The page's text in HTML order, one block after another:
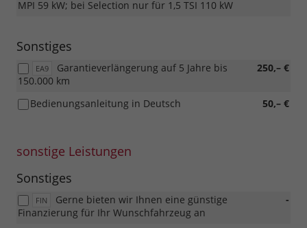
MPI 59 kW; bei Selection nur für 1,5 TSI 110 kW
Sonstiges
EA9 250,– €
Garantieverlängerung auf 5 Jahre bis
150.000 km
50,– €
Bedienungsanleitung in Deutsch
sonstige Leistungen
Sonstiges
FIN -
Gerne bieten wir Ihnen eine günstige
Finanzierung für Ihr Wunschfahrzeug an